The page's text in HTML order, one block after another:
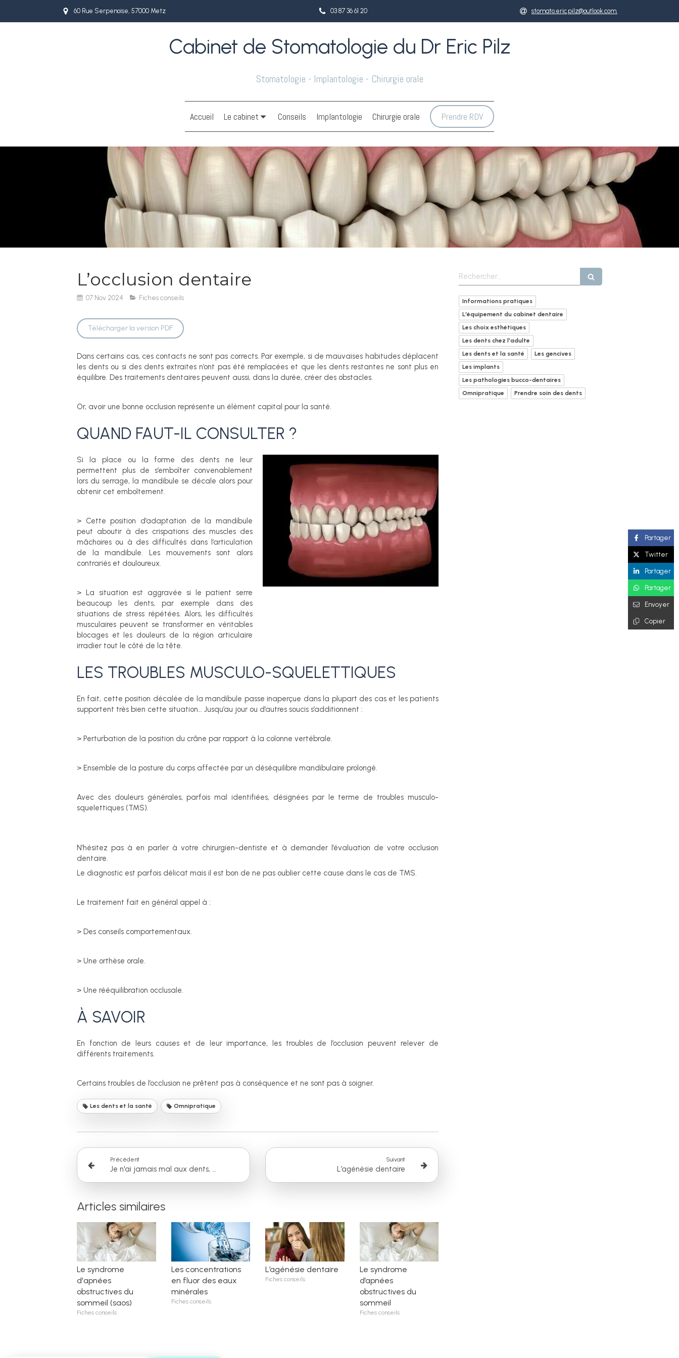
60 Rue Serpenoise, 57000 Metz 03 87 36 61 20 stomato.eric.pilz@outlook.com.
Cabinet de Stomatologie du Dr Eric Pilz
Stomatologie - Implantologie - Chirurgie orale
Accueil Le cabinet Conseils Implantologie Chirurgie orale Prendre RDV
L’occlusion dentaire
07 Nov 2024 Fiches conseils
Télécharger la version PDF
Dans certains cas, ces contacts ne sont pas corrects. Par exemple, si de mauvaises habitudes déplacent
les dents ou si des dents extraites n’ont pas été remplacées et que les dents restantes ne sont plus en
équilibre. Des traitements dentaires peuvent aussi, dans la durée, créer des obstacles.
Or, avoir une bonne occlusion représente un élément capital pour la santé.
QUAND FAUT-IL CONSULTER ?
Si la place ou la forme des dents ne leur
permettent plus de s’emboîter convenablement
lors du serrage, la mandibule se décale alors pour
obtenir cet emboîtement.
> Cette position d’adaptation de la mandibule
peut aboutir à des crispations des muscles des
mâchoires ou à des difficultés dans l’articulation
de la mandibule. Les mouvements sont alors
contrariés et douloureux.
> La situation est aggravée si le patient serre
beaucoup les dents, par exemple dans des
situations de stress répétées. Alors, les difficultés
musculaires peuvent se transformer en véritables
blocages et les douleurs de la région articulaire
irradier tout le côté de la tête.
LES TROUBLES MUSCULO-SQUELETTIQUES
En fait, cette position décalée de la mandibule passe inaperçue dans la plupart des cas et les patients
supportent très bien cette situation… Jusqu’au jour ou d’autres soucis s’additionnent :
> Perturbation de la position du crâne par rapport à la colonne vertébrale.
> Ensemble de la posture du corps affectée par un déséquilibre mandibulaire prolongé.
Avec des douleurs générales, parfois mal identifiées, désignées par le terme de troubles musculo-
squelettiques (TMS).
N’hésitez pas à en parler à votre chirurgien-dentiste et à demander l’évaluation de votre occlusion
dentaire.
Le diagnostic est parfois délicat mais il est bon de ne pas oublier cette cause dans le cas de TMS.
Le traitement fait en général appel à :
> Des conseils comportementaux.
> Une orthèse orale.
> Une rééquilibration occlusale.
À SAVOIR
En fonction de leurs causes et de leur importance, les troubles de l’occlusion peuvent relever de
différents traitements.
Certains troubles de l’occlusion ne prêtent pas à conséquence et ne sont pas à soigner.
Les dents et la santé Omnipratique
Précédent
Je n'ai jamais mal aux dents, faut-il aller chez le dentiste ?
Suivant
L’agénésie dentaire
Articles similaires
Le syndrome
d'apnées
obstructives du
sommeil (saos)
Fiches conseils
Les concentrations
en fluor des eaux
minérales
Fiches conseils
L’agénésie dentaire
Fiches conseils
Le syndrome
d’apnées
obstructives du
sommeil
Fiches conseils
Partager
Twitter
Partager
Partager
Envoyer
Copier
Rechercher
Informations pratiques
L'équipement du cabinet dentaire
Les choix esthétiques
Les dents chez l'adulte
Les dents et la santé
Les gencives
Les implants
Les pathologies bucco-dentaires
Omnipratique
Prendre soin des dents